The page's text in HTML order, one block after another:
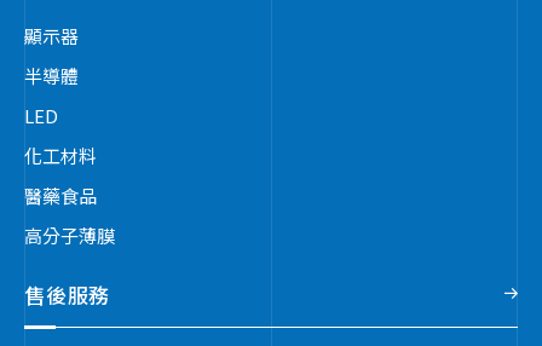
顯示器
半導體
LED
化工材料
醫藥食品
高分子薄膜
售後服務